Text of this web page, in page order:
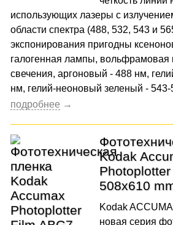
использующих лазеры с
области спектра (488, 532, 543 и
экспонирования пригодны
галогенная лампы, вольфрамовая
свечения, аргоновый - 488 нм,
нм, гелий-неоновый зеленый -
Kodak
508x610
Kodak
новая серия